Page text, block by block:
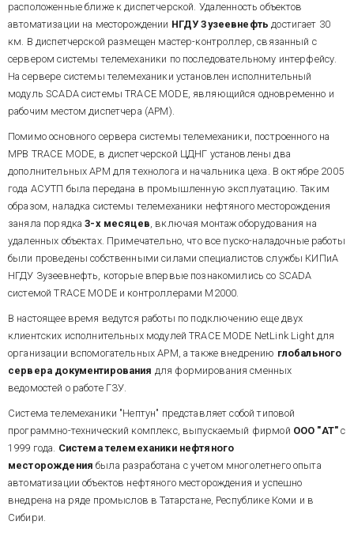
расположенные ближе к диспетчерской. Удаленность объектов
автоматизации на месторождении НГДУ Зузеевнефть достигает 30
км. В диспетчерской размещен мастер-контроллер, связанный с
сервером системы телемеханики по последовательному интерфейсу.
На сервере системы телемеханики установлен исполнительный
модуль SCADA системы TRACE MODE, являющийся одновременно и
рабочим местом диспетчера (АРМ).
Помимо основного сервера системы телемеханики, построенного на
МРВ TRACE MODE, в диспетчерской ЦДНГ установлены два
дополнительных АРМ для технолога и начальника цеха. В октябре 2005
года АСУТП была передана в промышленную эксплуатацию. Таким
образом, наладка системы телемеханики нефтяного месторождения
заняла порядка3-х месяцев, включая монтаж оборудования на
удаленных объектах. Примечательно, что все пуско-наладочные работы
были проведены собственными силами специалистов службы КИПиА
НГДУ Зузеевнефть, которые впервые познакомились со SCADA
системой TRACE MODE и контроллерами М2000.
В настоящее время ведутся работы по подключению еще двух
клиентских исполнительных модулей TRACE MODE NetLink Light для
организации вспомогательных АРМ, а также внедрению глобального
сервера документирования для формирования сменных
ведомостей о работе ГЗУ.
Система телемеханики "Нептун" представляет собой типовой
программно-технический комплекс, выпускаемый фирмой ООО "АТ" с
1999 года. Система телемеханики нефтяного
месторождения была разработана с учетом многолетнего опыта
автоматизации объектов нефтяного месторождения и успешно
внедрена на ряде промыслов в Татарстане, Республике Коми и в
Сибири.